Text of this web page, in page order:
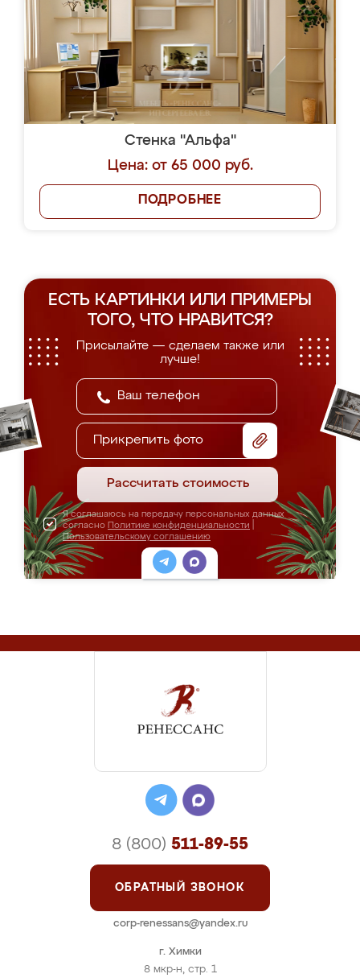
Стенка "Альфа"
Цена: от 65 000 руб.
ПОДРОБНЕЕ
ЕСТЬ КАРТИНКИ ИЛИ ПРИМЕРЫ
ТОГО, ЧТО НРАВИТСЯ?
Присылайте — сделаем также или
лучше!
Прикрепить фото
Рассчитать стоимость
Я соглашаюсь на передачу персональных данных
согласно Политике конфиденциальности
Пользовательскому соглашению
г. Химки
8 мкр-н, стр. 1
8 (800) 511-89-55
ОБРАТНЫЙ ЗВОНОК
corp-renessans@yandex.ru